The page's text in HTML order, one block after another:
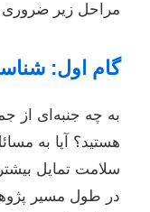
مراحل زیر
گام اول:
به چه جنبه‌ای از
هستید؟ آیا به
سلامت تمایل
در طول مسیر